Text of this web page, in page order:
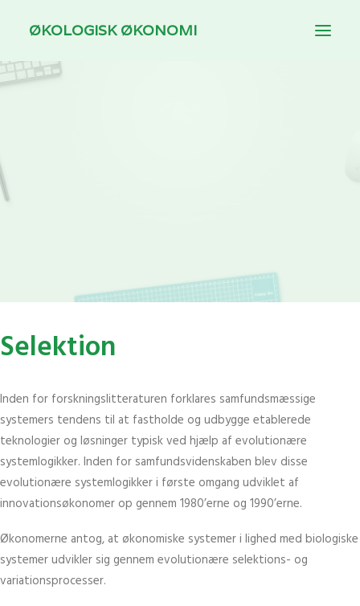
ØKOLOGISK ØKONOMI
Selektion
Inden for forskningslitteraturen forklares samfundsmæssige
systemers tendens til at fastholde og udbygge etablerede
teknologier og løsninger typisk ved hjælp af evolutionære
systemlogikker. Inden for samfundsvidenskaben blev disse
evolutionære systemlogikker i første omgang udviklet af
innovationsøkonomer op gennem 1980’erne og 1990’erne.
Økonomerne antog, at økonomiske systemer i lighed med biologiske
systemer udvikler sig gennem evolutionære selektions- og
variationsprocesser.